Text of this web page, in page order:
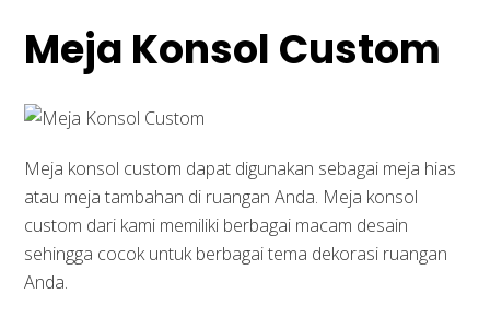
Meja Konsol Custom
Meja konsol custom dapat digunakan sebagai meja hias
atau meja tambahan di ruangan Anda. Meja konsol
custom dari kami memiliki berbagai macam desain
sehingga cocok untuk berbagai tema dekorasi ruangan
Anda.